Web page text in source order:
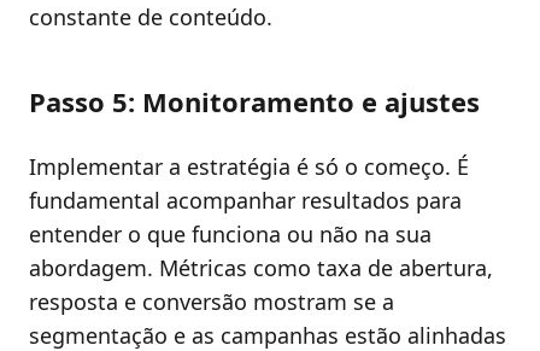
constante de conteúdo.
Passo 5: Monitoramento e ajustes
Implementar a estratégia é só o começo. É
fundamental acompanhar resultados para
entender o que funciona ou não na sua
abordagem. Métricas como taxa de abertura,
resposta e conversão mostram se a
segmentação e as campanhas estão alinhadas